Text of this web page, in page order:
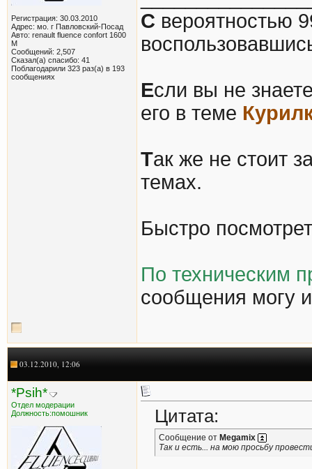
Регистрация: 30.03.2010
Адрес: мо. г Павловский-Посад
Авто: renault fluence confort 1600
М
Сообщений: 2,507
Сказал(а) спасибо: 41
Поблагодарили 323 раз(а) в 193
сообщениях
С вероятностью
Если вы не
его в теме
Так же не стоит
темах.
Быстро
По техническим
сообщения могу
03.12.2010, 12:06
*Psih*
Отдел модерации
Должность:помошник
Цитата:
Сообщение от Megamix
Так и есть... на мою просьбу